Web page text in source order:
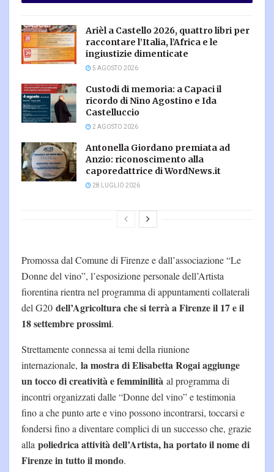
Arièl a Castello 2026, quattro libri per
raccontare l’Italia, l’Africa e le
ingiustizie dimenticate
5 AGOSTO 2026
Custodi di memoria: a Capaci il
ricordo di Nino Agostino e Ida
Castelluccio
2 AGOSTO 2026
Antonella Giordano premiata ad
Anzio: riconoscimento alla
caporedattrice di WordNews.it
28 LUGLIO 2026
Promossa dal Comune di Firenze e dall’associazione “Le
Donne del vino”, l’esposizione personale dell’Artista
fiorentina rientra nel programma di appuntamenti collaterali
del G20 dell’Agricoltura che si terrà a Firenze il 17 e il
18 settembre prossimi.
Strettamente connessa ai temi della riunione
internazionale, la mostra di Elisabetta Rogai aggiunge
un tocco di creatività e femminilità al programma di
incontri organizzati dalle “Donne del vino” e testimonia
fino a che punto arte e vino possono incontrarsi, toccarsi e
fondersi fino a diventare complici di un successo che, grazie
alla poliedrica attività dell’Artista, ha portato il nome di
Firenze in tutto il mondo.